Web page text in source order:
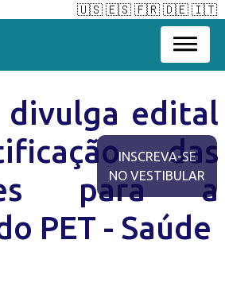
INSCREVA-SE
NO VESTIBULAR
🇺🇸 🇪🇸 🇫🇷 🇩🇪 🇮🇹
divulga edital
das
para a
PET - Saúde